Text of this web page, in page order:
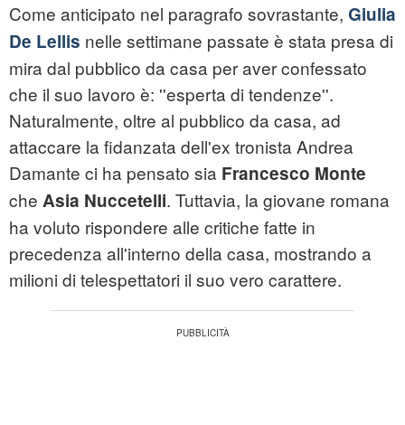
Come anticipato nel paragrafo sovrastante, Giulia
De Lellis nelle settimane passate è stata presa di
mira dal pubblico da casa per aver confessato
che il suo lavoro è: ''esperta di tendenze''.
Naturalmente, oltre al pubblico da casa, ad
attaccare la fidanzata dell'ex tronista Andrea
Damante ci ha pensato sia Francesco Monte
che Asia Nuccetelli. Tuttavia, la giovane romana
ha voluto rispondere alle critiche fatte in
precedenza all'interno della casa, mostrando a
milioni di telespettatori il suo vero carattere.